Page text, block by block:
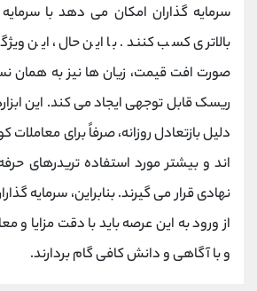
سرمایه ‌گذاران امکان می‌ دهد با
بالاتری کسب کنند. با این حال، این
صورت افت قیمت، زیان ‌ها نیز به همان
ریسک قابل توجهی ایجاد می ‌کند. این
دلیل بازتعادل روزانه، صرفاً برای
اند و بیشتر مورد استفاده تریدرهای
نهادی قرار می‌ گیرند. بنابراین، سرمایه‌
از ورود به این عرصه باید با دقت مزایا و
و با آگاهی و دانش کافی گام بردارند.